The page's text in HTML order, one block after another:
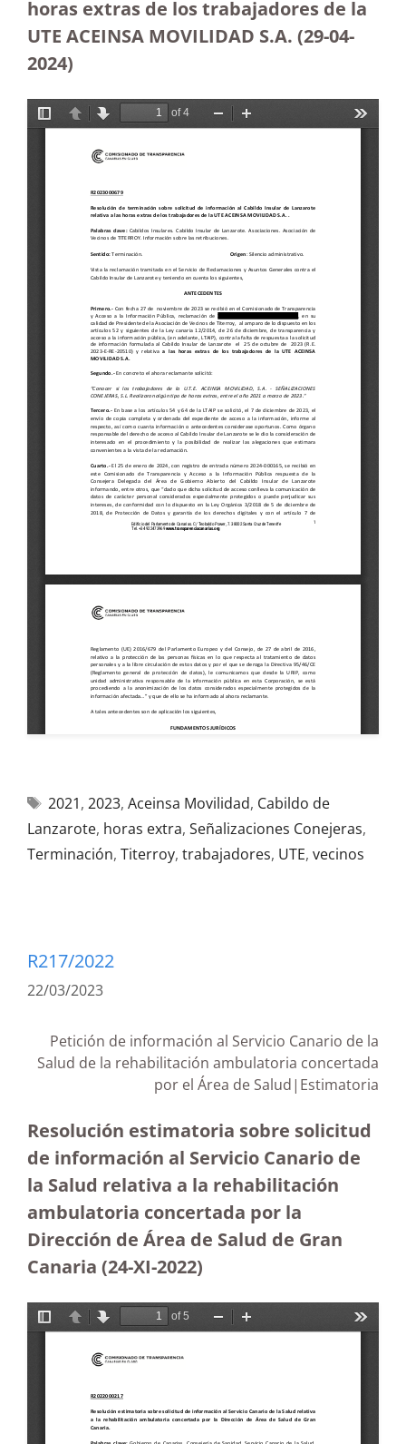
horas extras de los trabajadores de la
UTE ACEINSA MOVILIDAD S.A. (29-04-
2024)
2021, 2023, Aceinsa Movilidad, Cabildo de
Lanzarote, horas extra, Señalizaciones Conejeras,
Terminación, Titerroy, trabajadores, UTE, vecinos
R217/2022
22/03/2023
Petición de información al Servicio Canario de la
Salud de la rehabilitación ambulatoria concertada
por el Área de Salud|Estimatoria
Resolución estimatoria sobre solicitud
de información al Servicio Canario de
la Salud relativa a la rehabilitación
ambulatoria concertada por la
Dirección de Área de Salud de Gran
Canaria (24-XI-2022)